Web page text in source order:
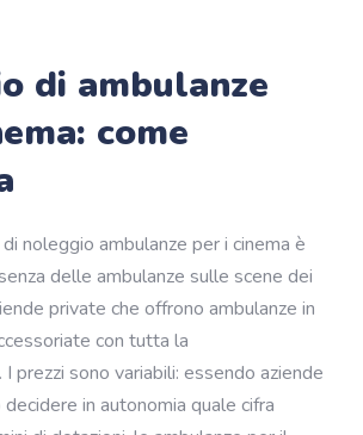
di ambulanze
come
di noleggio ambulanze per i cinema è
delle ambulanze sulle scene dei
private che offrono ambulanze in
con tutta la
prezzi sono variabili: essendo aziende
in autonomia quale cifra